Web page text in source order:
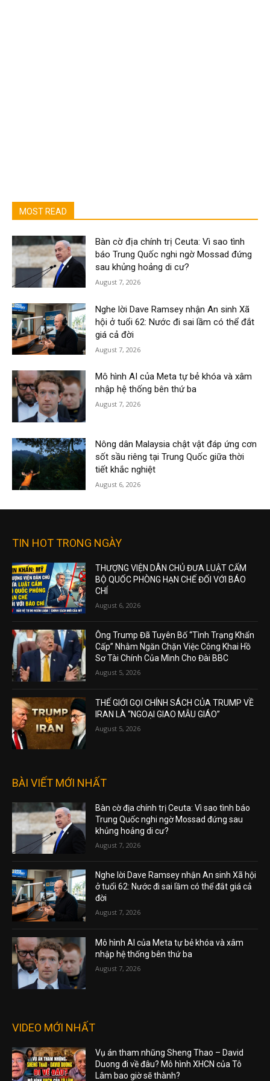
MOST READ
Bàn cờ địa chính trị Ceuta: Vì sao tình
báo Trung Quốc nghi ngờ Mossad đứng
sau khủng hoảng di cư?
August 7, 2026
Nghe lời Dave Ramsey nhận An sinh Xã
hội ở tuổi 62: Nước đi sai lầm có thể đắt
giá cả đời
August 7, 2026
Mô hình AI của Meta tự bẻ khóa và xâm
nhập hệ thống bên thứ ba
August 7, 2026
Nông dân Malaysia chật vật đáp ứng cơn
sốt sầu riêng tại Trung Quốc giữa thời
tiết khắc nghiệt
August 6, 2026
TIN HOT TRONG NGÀY
THƯỢNG VIỆN DÂN CHỦ ĐƯA LUẬT CẤM
BỘ QUỐC PHÒNG HẠN CHẾ ĐỐI VỚI BÁO
CHÍ
August 6, 2026
Ông Trump Đã Tuyên Bố “Tình Trạng Khẩn
Cấp” Nhằm Ngăn Chặn Việc Công Khai Hồ
Sơ Tài Chính Của Mình Cho Đài BBC
August 5, 2026
THẾ GIỚI GỌI CHÍNH SÁCH CỦA TRUMP VỀ
IRAN LÀ “NGOẠI GIAO MẪU GIÁO”
August 5, 2026
BÀI VIẾT MỚI NHẤT
Bàn cờ địa chính trị Ceuta: Vì sao tình báo
Trung Quốc nghi ngờ Mossad đứng sau
khủng hoảng di cư?
August 7, 2026
Nghe lời Dave Ramsey nhận An sinh Xã hội
ở tuổi 62: Nước đi sai lầm có thể đắt giá cả
đời
August 7, 2026
Mô hình AI của Meta tự bẻ khóa và xâm
nhập hệ thống bên thứ ba
August 7, 2026
VIDEO MỚI NHẤT
Vụ án tham nhũng Sheng Thao – David
Duong đi về đâu? Mô hình XHCN của Tô
Lâm bao giờ sẽ thành?